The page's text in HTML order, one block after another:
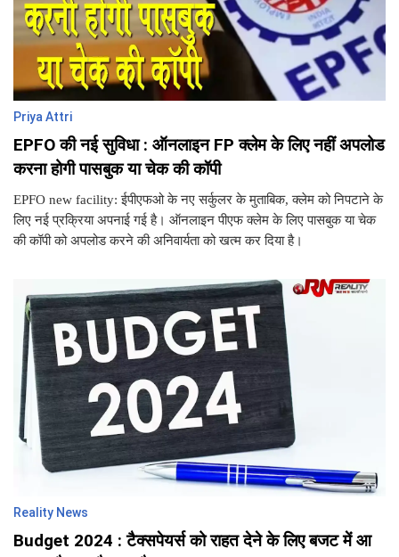
Priya Attri
EPFO की नई सुविधा : ऑनलाइन FP क्लेम के लिए नहीं अपलोड
करना होगी पासबुक या चेक की कॉपी
EPFO new facility: ईपीएफओ के नए सर्कुलर के मुताबिक, क्लेम को निपटाने के
लिए नई प्रक्रिया अपनाई गई है। ऑनलाइन पीएफ क्लेम के लिए पासबुक या चेक
की कॉपी को अपलोड करने की अनिवार्यता को खत्म कर दिया है।
Reality News
Budget 2024 : टैक्सपेयर्स को राहत देने के लिए बजट में आ